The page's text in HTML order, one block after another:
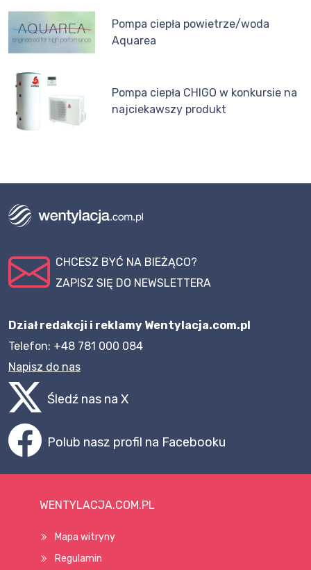
Pompa ciepła powietrze/woda
Aquarea
Pompa ciepła CHIGO w konkursie na
najciekawszy produkt
CHCESZ BYĆ NA BIEŻĄCO?
ZAPISZ SIĘ DO NEWSLETTERA
Dział redakcji i reklamy Wentylacja.com.pl
Telefon: +48 781 000 084
Napisz do nas
Śledź nas na X
Polub nasz profil na Facebooku
WENTYLACJA.COM.PL
Mapa witryny
Regulamin